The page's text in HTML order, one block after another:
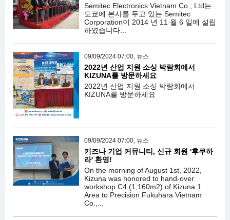
Semitec Electronics Vietnam Co., Ltd는
도쿄에 본사를 두고 있는 Semitec
Corporation이 2014 년 11 월 6 일에 설립
하였습니다...
09/09/2024 07:00, 뉴스
2022년 산업 지원 소싱 박람회에서
KIZUNA를 방문하세요
2022년 산업 지원 소싱 박람회에서
KIZUNA를 방문하세요
09/09/2024 07:00, 뉴스
키즈나 기업 커뮤니티, 신규 회원 '후쿠하
라' 환영!
On the morning of August 1st, 2022,
Kizuna was honored to hand-over
workshop C4 (1,160m2) of Kizuna 1
Area to Precision Fukuhara Vietnam
Co.,...